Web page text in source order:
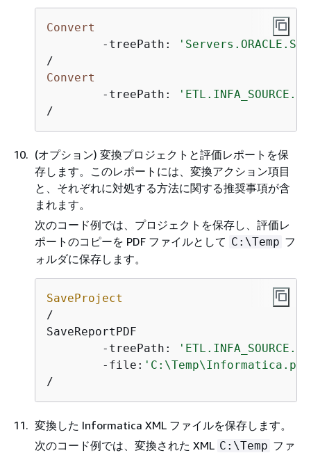
Convert
- treePath:
/
Convert
- treePath:
/
(オプション) 変換プロジェクトと評価レポートを保
存します。このレポートには、変換アクション項目
と、それぞれに対処する方法に関する推奨事項が含
まれます。
次のコード例では、プロジェクトを保存し、評価レ
ポートのコピーを PDF ファイルとして C:\Temp フ
ォルダに保存します。
SaveProject
/
SaveReportPDF
	-treePath:
	-file:
/
変換した Informatica XML ファイルを保存します。
次のコード例では、変換された XML C:\Temp ファ